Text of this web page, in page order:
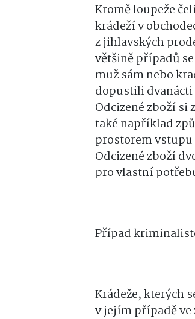
Kromě loupeže
krádeží v
z jihlavských
většině případů
muž sám nebo
dopustili
Odcizené zboží si
také například
prostorem
Odcizené zboží
pro vlastní
Případ
Krádeže, kterých
v jejím případě